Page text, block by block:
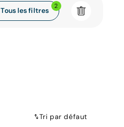
Tous les filtres
2
Tri par défaut